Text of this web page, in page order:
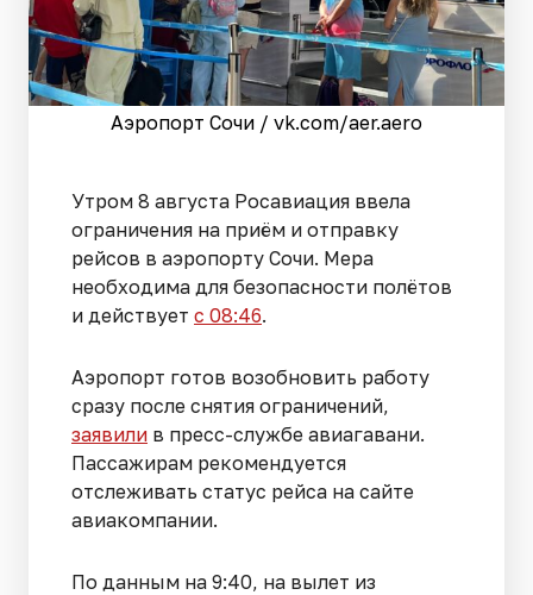
Аэропорт Сочи / vk.com/aer.aero
Утром 8 августа Росавиация ввела
ограничения на приём и отправку
рейсов в аэропорту Сочи. Мера
необходима для безопасности полётов
и действует с 08:46.
Аэропорт готов возобновить работу
сразу после снятия ограничений,
заявили в пресс-службе авиагавани.
Пассажирам рекомендуется
отслеживать статус рейса на сайте
авиакомпании.
По данным на 9:40, на вылет из